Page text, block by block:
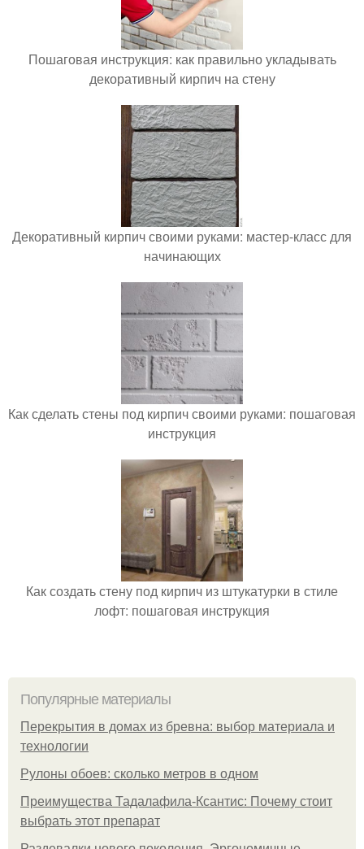
Пошаговая инструкция: как правильно укладывать
декоративный кирпич на стену
Декоративный кирпич своими руками: мастер-класс для
начинающих
Как сделать стены под кирпич своими руками: пошаговая
инструкция
Как создать стену под кирпич из штукатурки в стиле
лофт: пошаговая инструкция
Популярные материалы
Перекрытия в домах из бревна: выбор материала и
технологии
Рулоны обоев: сколько метров в одном
Преимущества Тадалафила-Ксантис: Почему стоит
выбрать этот препарат